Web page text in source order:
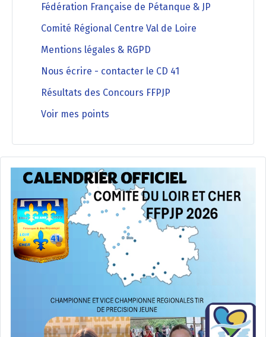
Fédération Française de Pétanque & JP
Comité Régional Centre Val de Loire
Mentions légales & RGPD
Nous écrire - contacter le CD 41
Résultats des Concours FFPJP
Voir mes points